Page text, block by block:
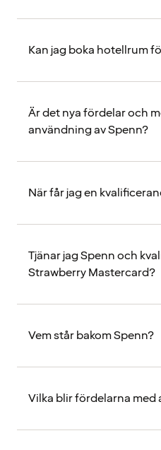
Kan jag boka hotellrum
Är det nya fördelar och
användning av Spenn?
När får jag en
Tjänar jag Spenn och
Strawberry Mastercard?
Vem står bakom Spenn?
Vilka blir fördelarna med